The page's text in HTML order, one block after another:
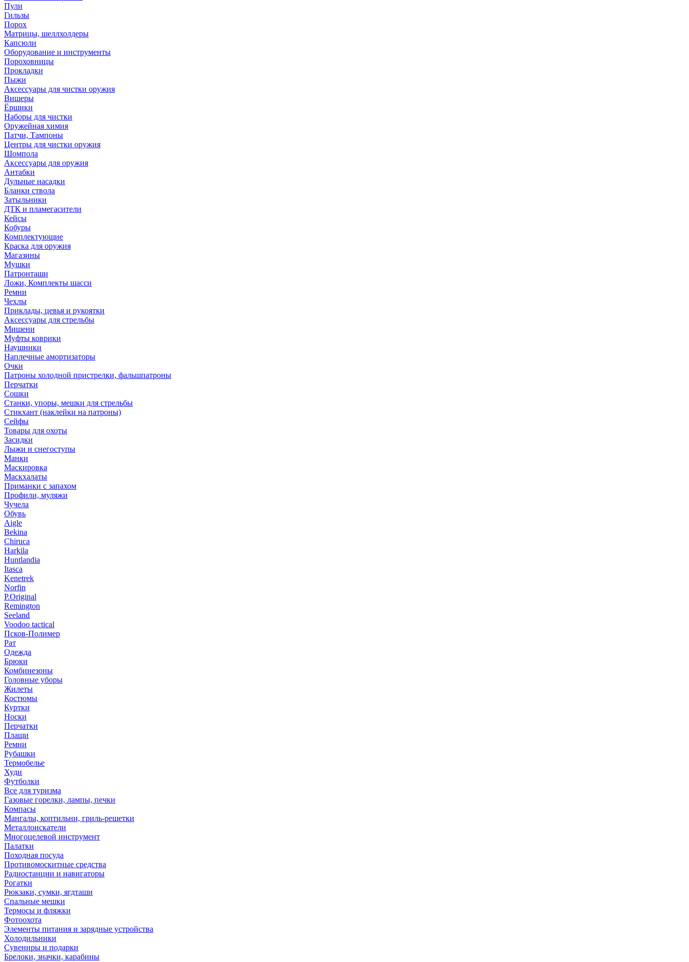
Пули
Гильзы
Порох
Матрицы, шеллхолдеры
Капсюли
Оборудование и инструменты
Пороховницы
Прокладки
Пыжи
Аксессуары для чистки оружия
Вишеры
Ёршики
Наборы для чистки
Оружейная химия
Патчи, Тампоны
Центры для чистки оружия
Шомпола
Аксессуары для оружия
Антабки
Дульные насадки
Бланки ствола
Затыльники
ДТК и пламегасители
Кейсы
Кобуры
Комплектующие
Краска для оружия
Магазины
Мушки
Патронташи
Ложи, Комплекты шасси
Ремни
Чехлы
Приклады, цевья и рукоятки
Аксессуары для стрельбы
Мишени
Муфты коврики
Наушники
Наплечные амортизаторы
Очки
Патроны холодной пристрелки, фальшпатроны
Перчатки
Сошки
Станки, упоры, мешки для стрельбы
Стикхант (наклейки на патроны)
Сейфы
Товары для охоты
Засидки
Лыжи и снегоступы
Манки
Маскировка
Маскхалаты
Приманки с запахом
Профили, муляжи
Чучела
Обувь
Aigle
Bekina
Chiruсa
Harkila
Huntlandia
Itasca
Kenetrek
Norfin
P.Original
Remington
Seeland
Voodoo tactical
Псков-Полимер
Рат
Одежда
Брюки
Комбинезоны
Головные уборы
Жилеты
Костюмы
Куртки
Носки
Перчатки
Плащи
Ремни
Рубашки
Термобелье
Худи
Футболки
Все для туризма
Газовые горелки, лампы, печки
Компасы
Мангалы, коптильни, гриль-решетки
Металлоискатели
Многоцелевой инструмент
Палатки
Походная посуда
Противомоскитные средства
Радиостанции и навигаторы
Рогатки
Рюкзаки, сумки, ягдташи
Спальные мешки
Термосы и фляжки
Фотоохота
Элементы питания и зарядные устройства
Холодильники
Сувениры и подарки
Брелоки, значки, карабины